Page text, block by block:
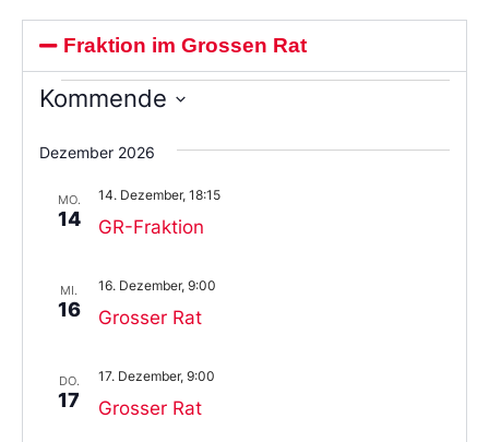
Fraktion im Grossen Rat
Kommende
Sie
das
aus.
Dezember 2026
MO.
14 GR-Fraktion
14. Dezember, 18:15
MI.
16 Grosser Rat
16. Dezember, 9:00
DO.
17 Grosser Rat
17. Dezember, 9:00